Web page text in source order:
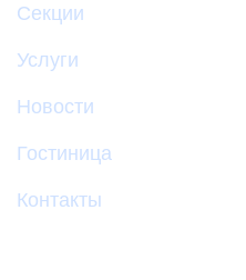
Секции
Услуги
Новости
Гостиница
Контакты